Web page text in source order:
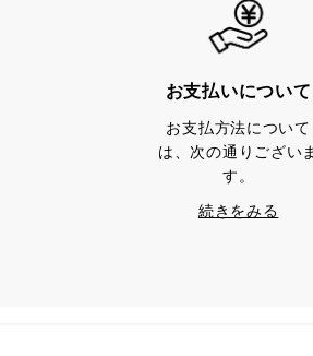
お支払いについて
お支払方法について
は、次の通りござい
す。
続きをみる